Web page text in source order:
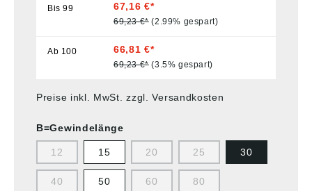
Bis99 67,16 €*
69,23 €* (2.99% gespart)
Ab 100 66,81 €*
69,23 €* (3.5% gespart)
Preise inkl. MwSt. zzgl. Versandkosten
B=Gewindelänge
12 15 20 25 30
40 50 60 80